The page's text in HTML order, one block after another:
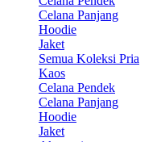
Celana Panjang
Hoodie
Jaket
Semua Koleksi Pria
Kaos
Celana Pendek
Celana Panjang
Hoodie
Jaket